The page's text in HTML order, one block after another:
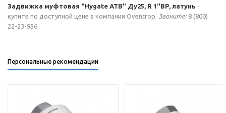
Задвижка муфтовая "Hygate ATB" Ду25, R 1"ВР, латунь -
купите по доступной цене в компании Oventrop. Звоните:8 (800)
22-23-956
Персональные рекомендации